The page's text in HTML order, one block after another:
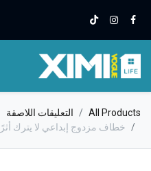
All Products
التعليقات اللاصقة
خطاف مزدوج إبداعي لا يترك أثرًا 6 قطع (شفاف)